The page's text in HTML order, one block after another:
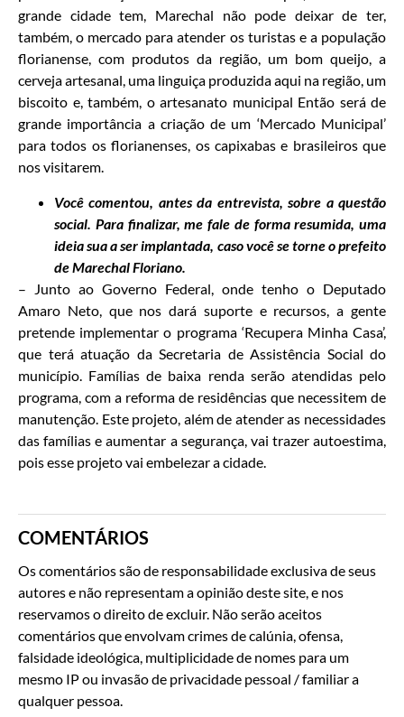
grande cidade tem, Marechal não pode deixar de ter,
também, o mercado para atender os turistas e a população
florianense, com produtos da região, um bom queijo, a
cerveja artesanal, uma linguiça produzida aqui na região, um
biscoito e, também, o artesanato municipal Então será de
grande importância a criação de um ‘Mercado Municipal’
para todos os florianenses, os capixabas e brasileiros que
nos visitarem.
Você comentou, antes da entrevista, sobre a questão
social. Para finalizar, me fale de forma resumida, uma
ideia sua a ser implantada, caso você se torne o prefeito
de Marechal Floriano.
– Junto ao Governo Federal, onde tenho o Deputado
Amaro Neto, que nos dará suporte e recursos, a gente
pretende implementar o programa ‘Recupera Minha Casa’,
que terá atuação da Secretaria de Assistência Social do
município. Famílias de baixa renda serão atendidas pelo
programa, com a reforma de residências que necessitem de
manutenção. Este projeto, além de atender as necessidades
das famílias e aumentar a segurança, vai trazer autoestima,
pois esse projeto vai embelezar a cidade.
COMENTÁRIOS
Os comentários são de responsabilidade exclusiva de seus
autores e não representam a opinião deste site, e nos
reservamos o direito de excluir. Não serão aceitos
comentários que envolvam crimes de calúnia, ofensa,
falsidade ideológica, multiplicidade de nomes para um
mesmo IP ou invasão de privacidade pessoal / familiar a
qualquer pessoa.